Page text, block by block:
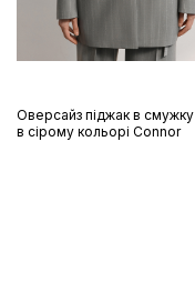
XS
Оверсайз піджак в смужку
в сірому кольорі Connor